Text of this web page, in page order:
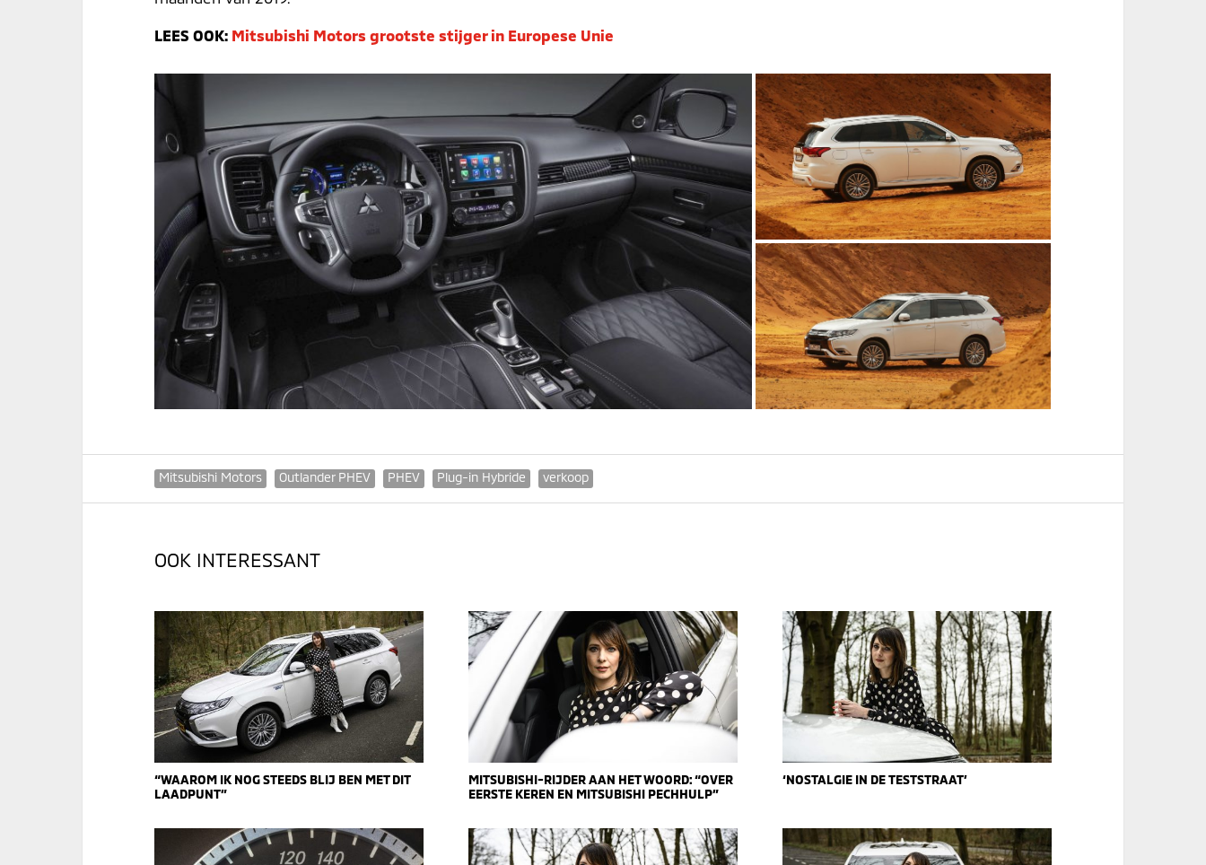
LEES OOK: Mitsubishi Motors grootste stijger in Europese Unie
Mitsubishi Motors Outlander PHEV PHEV Plug-in Hybride verkoop
OOK INTERESSANT
“WAAROM IK NOG STEEDS BLIJ BEN MET DIT
LAADPUNT”
MITSUBISHI-RIJDER AAN HET WOORD: “OVER
EERSTE KEREN EN MITSUBISHI PECHHULP”
‘NOSTALGIE IN DE TESTSTRAAT’